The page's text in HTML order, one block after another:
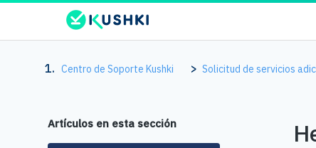
Centro de Soporte Kushki Solicitud de servicios
Artículos en esta sección